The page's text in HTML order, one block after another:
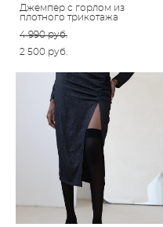
Джемпер с горлом из
плотного трикотажа
4 990 pуб.
2 500 pуб.